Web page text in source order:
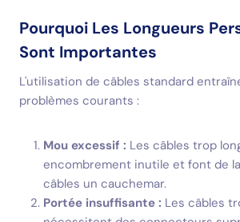
Pourquoi Les Longueurs
Sont Importantes
L'utilisation de câbles standard
problèmes courants :
Mou excessif : Les câbles trop
encombrement inutile et font de
câbles un cauchemar.
Portée insuffisante : Les câbles